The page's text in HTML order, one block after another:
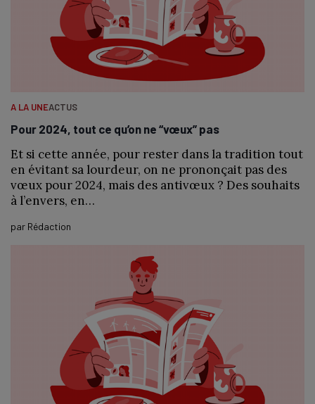
A LA UNEACTUS
Pour 2024, tout ce qu’on ne “vœux” pas
Et si cette année, pour rester dans la tradition tout
en évitant sa lourdeur, on ne prononçait pas des
vœux pour 2024, mais des antivœux ? Des souhaits
à l’envers, en…
par Rédaction